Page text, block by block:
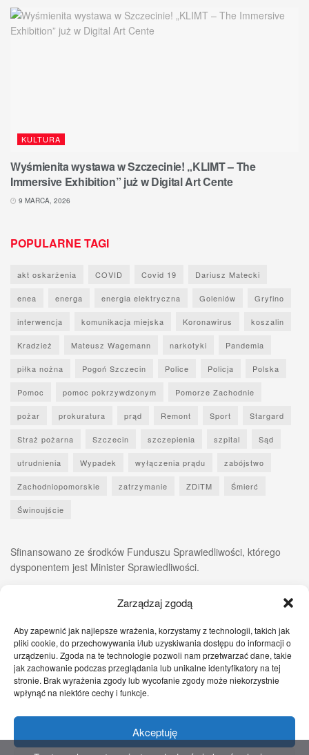
Zarządzaj zgodą
Aby zapewnić jak najlepsze wrażenia, korzystamy z technologii, takich jak
pliki cookie, do przechowywania i/lub uzyskiwania dostępu do informacji o
urządzeniu. Zgoda na te technologie pozwoli nam przetwarzać dane, takie
jak zachowanie podczas przeglądania lub unikalne identyfikatory na tej
stronie. Brak wyrażenia zgody lub wycofanie zgody może niekorzystnie
wpłynąć na niektóre cechy i funkcje.
Akceptuję
KULTURA
Wyśmienita wystawa w Szczecinie! „KLIMT – The
Immersive Exhibition” już w Digital Art Cente
9 MARCA, 2026
POPULARNE TAGI
akt oskarżenia COVID Covid 19 Dariusz Matecki
enea energa energia elektryczna Goleniów Gryfino
interwencja komunikacja miejska Koronawirus koszalin
Kradzież Mateusz Wagemann narkotyki Pandemia
piłka nożna Pogoń Szczecin Police Policja Polska
Pomoc pomoc pokrzywdzonym Pomorze Zachodnie
pożar prokuratura prąd Remont Sport Stargard
Straż pożarna Szczecin szczepienia szpital Sąd
utrudnienia Wypadek wyłączenia prądu zabójstwo
Zachodniopomorskie zatrzymanie ZDiTM Śmierć
Świnoujście
Sfinansowano ze środków Funduszu Sprawiedliwości, którego
dysponentem jest Minister Sprawiedliwości.
Zgłoś nam! Szczecińskie Wiadomości Sport
Zdrowie